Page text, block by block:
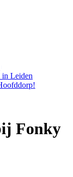
in Leiden
Fonky